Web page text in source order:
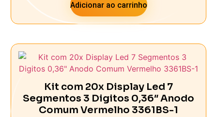
Adicionar ao carrinho
Kit com 20x Display Led 7
Segmentos 3 Digitos 0,36″ Anodo
Comum Vermelho 3361BS-1